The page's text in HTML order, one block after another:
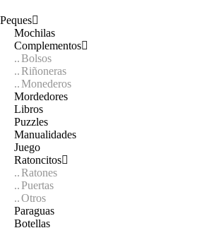
Peques
Mochilas
Complementos
Bolsos
Riñoneras
Monederos
Mordedores
Libros
Puzzles
Manualidades
Juego
Ratoncitos
Ratones
Puertas
Otros
Paraguas
Botellas